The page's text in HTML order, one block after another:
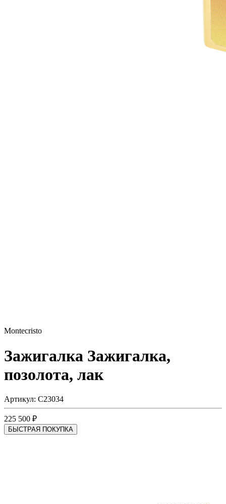
Montecristo
Зажигалка Зажигалка,
позолота, лак
Артикул: C23034
225 500 ₽
БЫСТРАЯ ПОКУПКА